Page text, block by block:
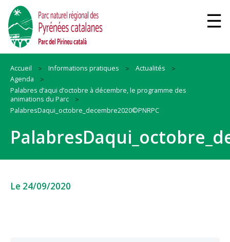
Accueil Informations pratiques
Actualités
Agenda
Palabres d’aqui d’octobre à décembre, le programme des
animations du Parc
PalabresDaqui_octobre_decembre2020©PNRPC
Le 24/09/2020